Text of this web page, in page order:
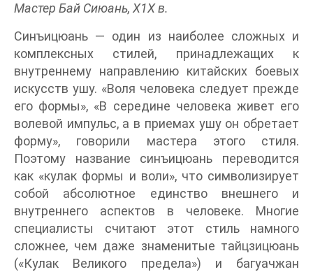
Мастер Бай Сиюань, Х1Х в.
Синъицюань — один из наиболее сложных и
комплексных стилей, принадлежащих к
внутреннему направлению китайских боевых
искусств ушу. «Воля человека следует прежде
его формы», «В середине человека живет его
волевой импульс, а в приемах ушу он обретает
форму», говорили мастера этого стиля.
Поэтому название синъицюань переводится
как «кулак формы и воли», что символизирует
собой абсолютное единство внешнего и
внутреннего аспектов в человеке. Многие
специалисты считают этот стиль намного
сложнее, чем даже знаменитые тайцзицюань
(«Кулак Великого предела») и багуачжан